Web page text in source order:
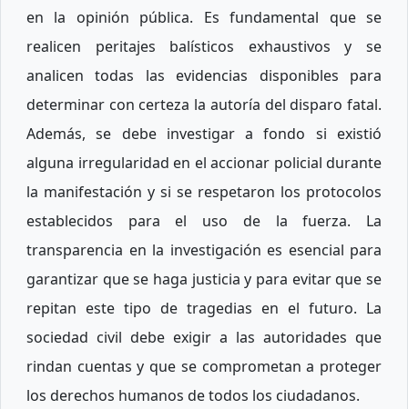
en la opinión pública. Es fundamental que se
realicen peritajes balísticos exhaustivos y se
analicen todas las evidencias disponibles para
determinar con certeza la autoría del disparo fatal.
Además, se debe investigar a fondo si existió
alguna irregularidad en el accionar policial durante
la manifestación y si se respetaron los protocolos
establecidos para el uso de la fuerza. La
transparencia en la investigación es esencial para
garantizar que se haga justicia y para evitar que se
repitan este tipo de tragedias en el futuro. La
sociedad civil debe exigir a las autoridades que
rindan cuentas y que se comprometan a proteger
los derechos humanos de todos los ciudadanos.